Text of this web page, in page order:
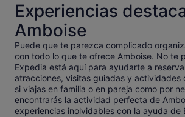
Experiencias
Amboise
Puede que te parezca complicado
con todo lo que te ofrece Amboise. No te
Expedia está aquí para ayudarte a
atracciones, visitas guiadas y actividades
si viajas en familia o en pareja como por
encontrarás la actividad perfecta de
experiencias inolvidables con la ayuda de